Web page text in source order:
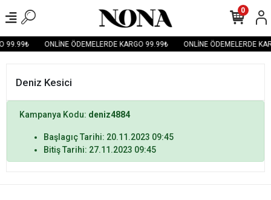
99.99₺ ONLİNE ÖDEMELERDE KARGO 99.99₺ ONLİNE ÖDEMELERDE
0
Deniz Kesici
Kampanya Kodu: deniz4884
Başlagıç Tarihi: 20.11.2023 09:45
Bitiş Tarihi: 27.11.2023 09:45